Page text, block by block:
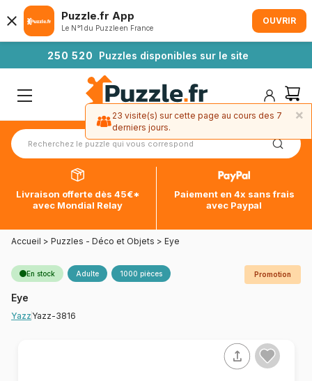
250 520 Puzzles disponibles sur le site
Livraison offerte dès 45€*
avec Mondial Relay
Paiement en 4x sans frais
avec Paypal
Accueil > Puzzles - Déco et Objets > Eye
En stock Adulte 1000 pièces Promotion
Eye
Yazz Yazz-3816
Puzzle.fr App
Le N°1 du Puzzle en France
OUVRIR
×
23 visite(s) sur cette page au cours des 7
derniers jours.